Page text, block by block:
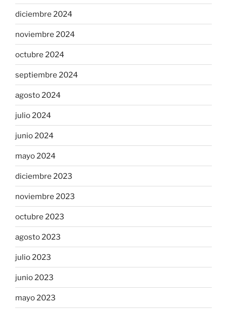
diciembre 2024
noviembre 2024
octubre 2024
septiembre 2024
agosto 2024
julio 2024
junio 2024
mayo 2024
diciembre 2023
noviembre 2023
octubre 2023
agosto 2023
julio 2023
junio 2023
mayo 2023